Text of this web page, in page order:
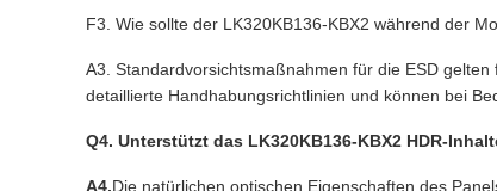
F3. Wie sollte der LK320KB136-KBX2 während der
A3. Standardvorsichtsmaßnahmen für die ESD
detaillierte Handhabungsrichtlinien und können bei
Q4. Unterstützt das LK320KB136-KBX2 HDR-
A4.Die natürlichen optischen Eigenschaften des